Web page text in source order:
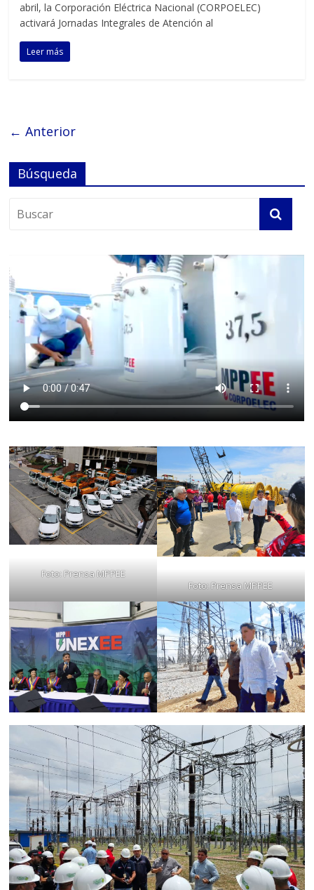
abril, la Corporación Eléctrica Nacional (CORPOELEC)
activará Jornadas Integrales de Atención al
Leer más
← Anterior
Búsqueda
Foto: Prensa MPPEE
Foto: Prensa MPPEE